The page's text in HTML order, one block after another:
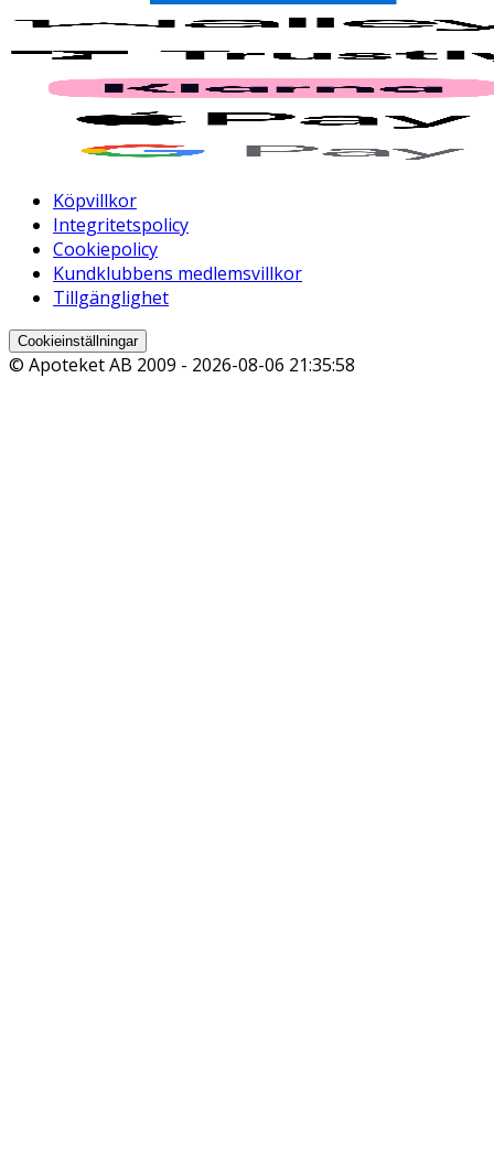
Köpvillkor
Integritetspolicy
Cookiepolicy
Kundklubbens medlemsvillkor
Tillgänglighet
Cookieinställningar
© Apoteket AB 2009 - 2026-08-06 21:35:58